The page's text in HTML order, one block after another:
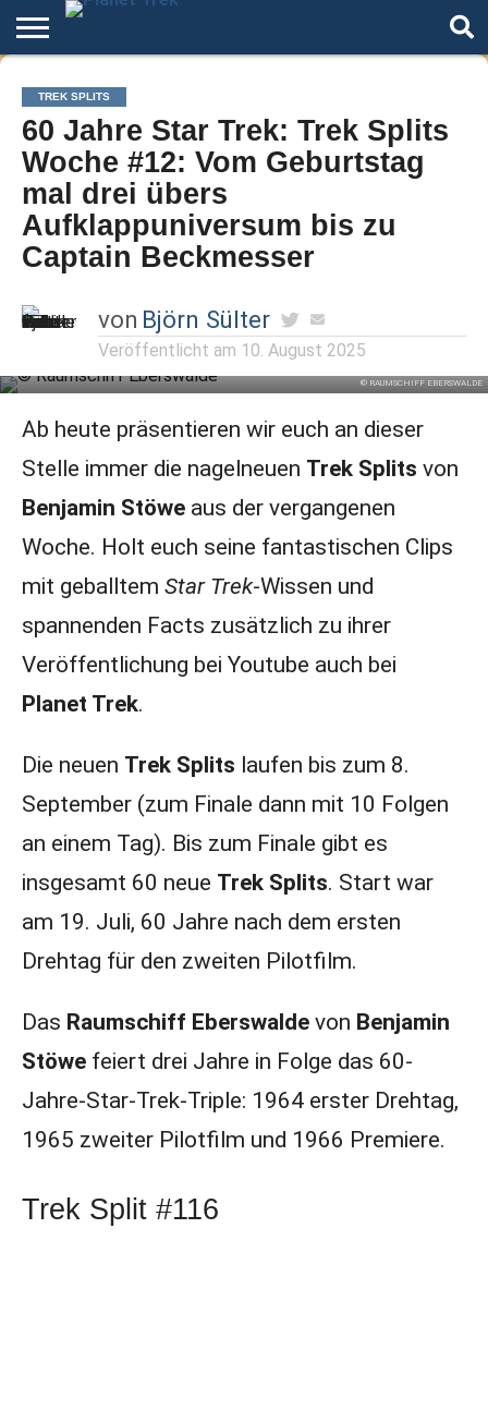
Home
Der
Podcast
Über
Star
Trek
Artikel
Andere
Welten
Autoren
TREK SPLITS
60 Jahre Star Trek: Trek Splits
Woche #12: Vom Geburtstag
mal drei übers
Aufklappuniversum bis zu
Captain Beckmesser
von Björn Sülter
Veröffentlicht am 10. August 2025
© RAUMSCHIFF EBERSWALDE
Ab heute präsentieren wir euch an dieser
Stelle immer die nagelneuen Trek Splits von
Benjamin Stöweaus der vergangenen
Woche. Holt euch seine fantastischen Clips
mit geballtem Star Trek-Wissen und
spannenden Facts zusätzlich zu ihrer
Veröffentlichung bei Youtube auch bei
Planet Trek.
Die neuen Trek Splits laufen bis zum 8.
September (zum Finale dann mit 10 Folgen
an einem Tag). Bis zum Finale gibt es
insgesamt 60 neue Trek Splits. Start war
am 19. Juli, 60 Jahre nach dem ersten
Drehtag für den zweiten Pilotfilm.
Das Raumschiff Eberswalde von Benjamin
Stöwefeiert drei Jahre in Folge das 60-
Jahre-Star-Trek-Triple: 1964 erster Drehtag,
1965 zweiter Pilotfilm und 1966 Premiere.
Trek Split #116